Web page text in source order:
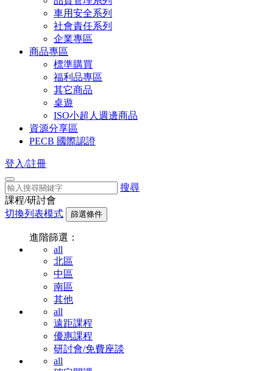
車用安全系列
社會責任系列
企業專區
商品專區
標準購買
福利品專區
其它商品
桌遊
ISO小超人週邊商品
資源分享區
PECB 國際認證
登入/註冊
搜尋
課程/研討會
切換列表模式
篩選條件
進階篩選：
all
北區
中區
南區
其他
all
遠距課程
優惠課程
研討會/免費座談
all